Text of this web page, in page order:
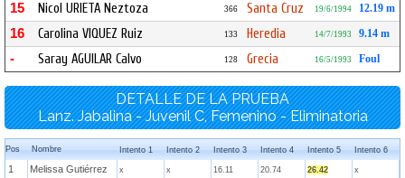
15 Nicol URIETA Neztoza 366 Santa Cruz 19/6/1994 12.19 m
16 Carolina VIQUEZ Ruiz 133 Heredia 14/7/1993 9.14 m
- Saray AGUILAR Calvo 128 Grecia 16/5/1993 Foul
DETALLE DE LA PRUEBA
Lanz. Jabalina - Juvenil C, Femenino - Eliminatoria
Pos Nombre Intento 1 Intento 2 Intento 3 Intento 4 Intento 5 Intento 6
1 Melissa Gutiérrez x x 16.11 20.74 26.42 x